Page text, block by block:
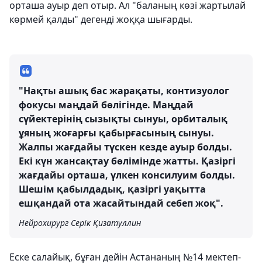
орташа ауыр деп отыр. Ал "баланың көзі жартылай
көрмей қалды" дегенді жоққа шығарды.
"Нақты ашық бас жарақаты, контизуолог
фокусы маңдай бөлігінде. Маңдай
сүйектерінің сызықты сынуы, орбиталық
ұяның жоғарғы қабырғасының сынуы.
Жалпы жағдайы түскен кезде ауыр болды.
Екі күн жансақтау бөлімінде жатты. Қазіргі
жағдайы орташа, үлкен консилуим болды.
Шешім қабылдадық, қазіргі уақытта
ешқандай ота жасайтындай себеп жоқ".
Нейрохирург Серік Қизатуллин
Еске салайық, бұған дейін Астананың №14 мектеп-